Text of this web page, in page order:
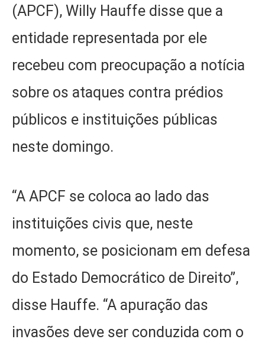
(APCF), Willy Hauffe disse que a
entidade representada por ele
recebeu com preocupação a notícia
sobre os ataques contra prédios
públicos e instituições públicas
neste domingo.
“A APCF se coloca ao lado das
instituições civis que, neste
momento, se posicionam em defesa
do Estado Democrático de Direito”,
disse Hauffe. “A apuração das
invasões deve ser conduzida com o